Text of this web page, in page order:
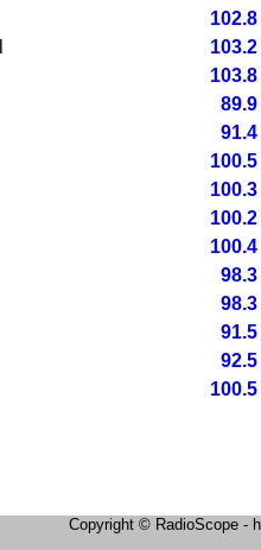
102.8
103.2
103.8
89.9
91.4
100.5
100.3
100.2
100.4
98.3
98.3
91.5
92.5
100.5
Copyright © RadioScope -